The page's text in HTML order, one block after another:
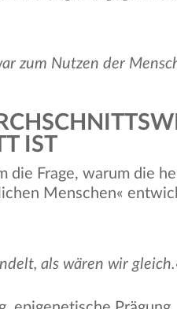
zum Nutzen der
IST
die Frage, warum die
Menschen«
als wären wir